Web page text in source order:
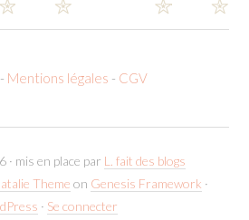
- Mentions légales - CGV
mis en place par L. fait des blogs
Theme on Genesis Framework ·
· Se connecter